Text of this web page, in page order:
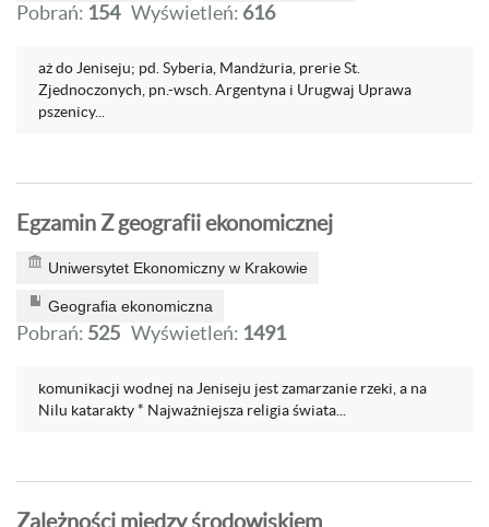
Pobrań: 154 Wyświetleń: 616
aż do Jeniseju; pd. Syberia, Mandżuria, prerie St.
Zjednoczonych, pn.-wsch. Argentyna i Urugwaj Uprawa
pszenicy...
Egzamin Z geografii ekonomicznej
Uniwersytet Ekonomiczny w Krakowie
Geografia ekonomiczna
Pobrań: 525 Wyświetleń: 1491
komunikacji wodnej na Jeniseju jest zamarzanie rzeki, a na
Nilu katarakty * Najważniejsza religia świata...
Zależności między środowiskiem